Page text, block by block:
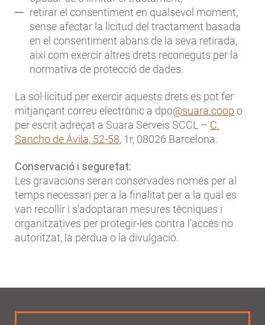
retirar el consentiment en qualsevol moment,
sense afectar la licitud del tractament basada
en el consentiment abans de la seva retirada,
així com exercir altres drets reconeguts per la
normativa de protecció de dades.
La sol·licitud per exercir aquests drets es pot fer
mitjançant correu electrònic a dpo@suara.coop o
per escrit adreçat a Suara Serveis SCCL – C.
Sancho de Ávila, 52-58, 1r, 08026 Barcelona.
Conservació i seguretat:
Les gravacions seran conservades només per al
temps necessari per a la finalitat per a la qual es
van recollir i s’adoptaran mesures tècniques i
organitzatives per protegir-les contra l’accés no
autoritzat, la pèrdua o la divulgació.